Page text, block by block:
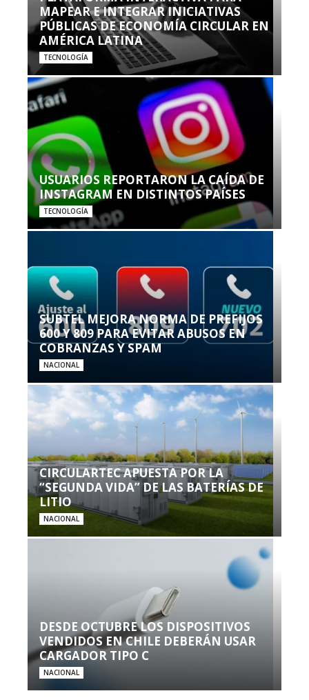
MAPEAR E INTEGRAR INICIATIVAS
PÚBLICAS DE ECONOMÍA CIRCULAR EN
AMÉRICA LATINA
TECNOLOGÍA
USUARIOS REPORTARON LA CAÍDA DE
INSTAGRAM EN DISTINTOS PAÍSES
TECNOLOGÍA
SUBTEL MEJORA NORMA DE PREFIJOS
600 Y 809 PARA EVITAR ABUSOS EN
COBRANZAS Y SPAM
NACIONAL
CIRCULARTEC APUESTA POR LA
“SEGUNDA VIDA” DE LAS BATERÍAS DE
LITIO
NACIONAL
DESDE OCTUBRE LOS DISPOSITIVOS
VENDIDOS EN CHILE DEBERÁN USAR
CARGADOR TIPO C
NACIONAL